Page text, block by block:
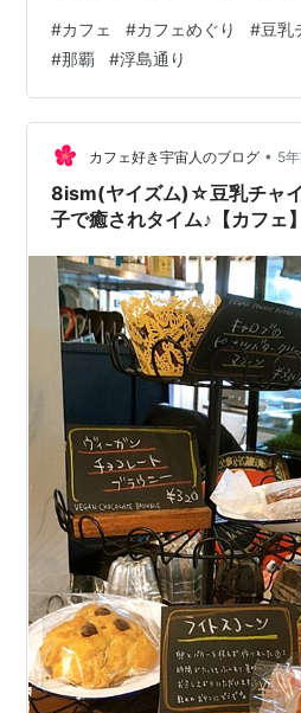
る子がお利口に遊んで過ごして
お店をやってて、幼少期はお店
時はお店を手伝ったり、、した
んわり（笑) 思い出の妄想はそ
クメニューにチャイがありまし
そちらをチョイス！ワクワ…
#カフェ #カフェめぐり #豆乳
#那覇 #浮島通り
カフェ好き宇宙人のブログ • 5
8ism(ヤイズム)☆豆乳チャ
子で癒されタイム♪【カフェ